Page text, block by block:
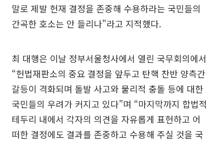
말로 제발 헌재 결정을 존중해 수용하라는 국민들의
간곡한 호소는 안 들리나"라고 지적했다.
최 대행은 이날 정부서울청사에서 열린 국무회의에서
“헌법재판소의 중요 결정을 앞두고 탄핵 찬반 양측간
갈등이 격화되며 돌발 사고와 물리적 충돌 등에 대한
국민들의 우려가 커지고 있다”며 “마지막까지 합법적
테두리 내에서 각자의 의견을 자유롭게 표현하고 어
떠한 결정에도 결과를 존중하고 수용해 주실 것을 국